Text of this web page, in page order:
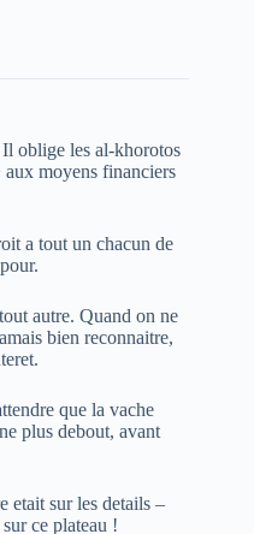
oblige les al-khorotos
aux moyens financiers
a tout un chacun de
autre. Quand on ne
bien reconnaitre,
que la vache
plus debout, avant
etait sur les details –
ce plateau !